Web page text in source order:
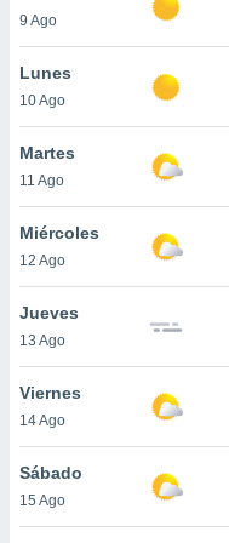
más
nuestra
y
de
disponible
cookies
aceptar
9 Ago
Lunes
10 Ago
Martes
11 Ago
Miércoles
12 Ago
Jueves
13 Ago
Viernes
14 Ago
Sábado
15 Ago